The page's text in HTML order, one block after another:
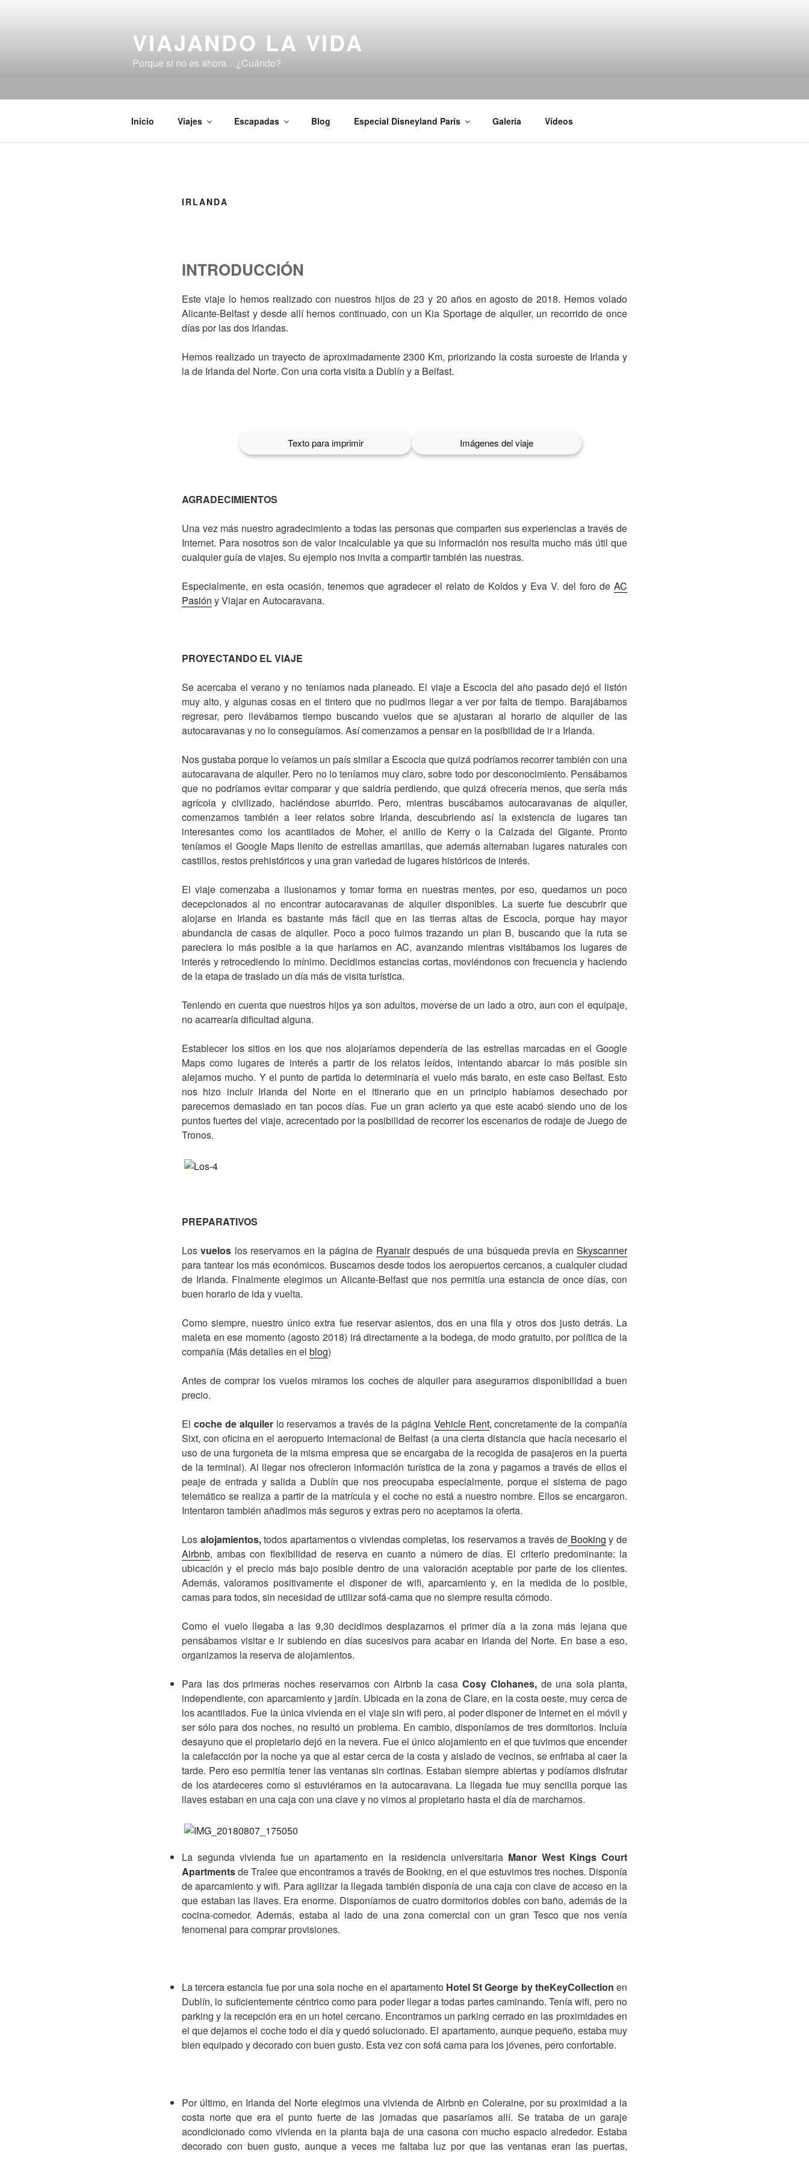
VIAJANDO LA VIDA
Porque si no es ahora…¿Cuándo?
Inicio Viajes Escapadas Blog Especial Disneyland París Galería Vídeos
IRLANDA
INTRODUCCIÓN
Este viaje lo hemos realizado con nuestros hijos de 23 y 20 años en agosto de 2018. Hemos volado
Alicante-Belfast y desde allí hemos continuado, con un Kia Sportage de alquiler, un recorrido de once
días por las dos Irlandas.
Hemos realizado un trayecto de aproximadamente 2300 Km, priorizando la costa suroeste de Irlanda y
la de Irlanda del Norte. Con una corta visita a Dublín y a Belfast.
Texto para imprimir Imágenes del viaje
AGRADECIMIENTOS
Una vez más nuestro agradecimiento a todas las personas que comparten sus experiencias a través de
Internet. Para nosotros son de valor incalculable ya que su información nos resulta mucho más útil que
cualquier guía de viajes. Su ejemplo nos invita a compartir también las nuestras.
Especialmente, en esta ocasión, tenemos que agradecer el relato de Koldos y Eva V. del foro de AC
Pasión y Viajar en Autocaravana.
PROYECTANDO EL VIAJE
Se acercaba el verano y no teníamos nada planeado. El viaje a Escocia del año pasado dejó el listón
muy alto, y algunas cosas en el tintero que no pudimos llegar a ver por falta de tiempo. Barajábamos
regresar, pero llevábamos tiempo buscando vuelos que se ajustaran al horario de alquiler de las
autocaravanas y no lo conseguíamos. Así comenzamos a pensar en la posibilidad de ir a Irlanda.
Nos gustaba porque lo veíamos un país similar a Escocia que quizá podríamos recorrer también con una
autocaravana de alquiler. Pero no lo teníamos muy claro, sobre todo por desconocimiento. Pensábamos
que no podríamos evitar comparar y que saldría perdiendo, que quizá ofrecería menos, que sería más
agrícola y civilizado, haciéndose aburrido. Pero, mientras buscábamos autocaravanas de alquiler,
comenzamos también a leer relatos sobre Irlanda, descubriendo así la existencia de lugares tan
interesantes como los acantilados de Moher, el anillo de Kerry o la Calzada del Gigante. Pronto
teníamos el Google Maps llenito de estrellas amarillas, que además alternaban lugares naturales con
castillos, restos prehistóricos y una gran variedad de lugares históricos de interés.
El viaje comenzaba a ilusionarnos y tomar forma en nuestras mentes, por eso, quedamos un poco
decepcionados al no encontrar autocaravanas de alquiler disponibles. La suerte fue descubrir que
alojarse en Irlanda es bastante más fácil que en las tierras altas de Escocia, porque hay mayor
abundancia de casas de alquiler. Poco a poco fuimos trazando un plan B, buscando que la ruta se
pareciera lo más posible a la que haríamos en AC, avanzando mientras visitábamos los lugares de
interés y retrocediendo lo mínimo. Decidimos estancias cortas, moviéndonos con frecuencia y haciendo
de la etapa de traslado un día más de visita turística.
Teniendo en cuenta que nuestros hijos ya son adultos, moverse de un lado a otro, aun con el equipaje,
no acarrearía dificultad alguna.
Establecer los sitios en los que nos alojaríamos dependería de las estrellas marcadas en el Google
Maps como lugares de interés a partir de los relatos leídos, intentando abarcar lo más posible sin
alejarnos mucho. Y el punto de partida lo determinaría el vuelo más barato, en este caso Belfast. Esto
nos hizo incluir Irlanda del Norte en el itinerario que en un principio habíamos desechado por
parecernos demasiado en tan pocos días. Fue un gran acierto ya que este acabó siendo uno de los
puntos fuertes del viaje, acrecentado por la posibilidad de recorrer los escenarios de rodaje de Juego de
Tronos.
PREPARATIVOS
Losvuelos los reservamos en la página de Ryanairdespués de una búsqueda previa enSkyscanner
para tantear los más económicos. Buscamos desde todos los aeropuertos cercanos, a cualquier ciudad
de Irlanda. Finalmente elegimos un Alicante-Belfast que nos permitía una estancia de once días, con
buen horario de ida y vuelta.
Como siempre, nuestro único extra fue reservar asientos, dos en una fila y otros dos justo detrás. La
maleta en ese momento (agosto 2018) irá directamente a la bodega, de modo gratuito, por política de la
compañía (Más detalles en el blog)
Antes de comprar los vuelos miramos los coches de alquiler para asegurarnos disponibilidad a buen
precio.
El coche de alquilerlo reservamos a través de la página Vehicle Rent, concretamente de la compañía
Sixt, con oficina en el aeropuerto Internacional de Belfast (a una cierta distancia que hacía necesario el
uso de una furgoneta de la misma empresa que se encargaba de la recogida de pasajeros en la puerta
de la terminal). Al llegar nos ofrecieron información turística de la zona y pagamos a través de ellos el
peaje de entrada y salida a Dublín que nos preocupaba especialmente, porque el sistema de pago
telemático se realiza a partir de la matrícula y el coche no está a nuestro nombre. Ellos se encargaron.
Intentaron también añadirnos más seguros y extras pero no aceptamos la oferta.
Los alojamientos,todos apartamentos o viviendas completas, los reservamos a través de Booking y de
Airbnb, ambas con flexibilidad de reserva en cuanto a número de días. El criterio predominante: la
ubicación y el precio más bajo posible dentro de una valoración aceptable por parte de los clientes.
Además, valoramos positivamente el disponer de wifi, aparcamiento y, en la medida de lo posible,
camas para todos, sin necesidad de utilizar sofá-cama que no siempre resulta cómodo.
Como el vuelo llegaba a las 9,30 decidimos desplazarnos el primer día a la zona más lejana que
pensábamos visitar e ir subiendo en días sucesivos para acabar en Irlanda del Norte. En base a eso,
organizamos la reserva de alojamientos.
Para las dos primeras noches reservamos con Airbnb la casa Cosy Clohanes, de una sola planta,
independiente, con aparcamiento y jardín. Ubicada en la zona de Clare, en la costa oeste, muy cerca de
los acantilados. Fue la única vivienda en el viaje sin wifi pero, al poder disponer de Internet en el móvil y
ser sólo para dos noches, no resultó un problema. En cambio, disponíamos de tres dormitorios. Incluía
desayuno que el propietario dejó en la nevera. Fue el único alojamiento en el que tuvimos que encender
la calefacción por la noche ya que al estar cerca de la costa y aislado de vecinos, se enfriaba al caer la
tarde. Pero eso permitía tener las ventanas sin cortinas. Estaban siempre abiertas y podíamos disfrutar
de los atardeceres como si estuviéramos en la autocaravana. La llegada fue muy sencilla porque las
llaves estaban en una caja con una clave y no vimos al propietario hasta el día de marcharnos.
La segunda vivienda fue un apartamento en la residencia universitariaManor West Kings Court
Apartmentsde Tralee que encontramos a través de Booking, en el que estuvimos tres noches. Disponía
de aparcamiento y wifi. Para agilizar la llegada también disponía de una caja con clave de acceso en la
que estaban las llaves. Era enorme. Disponíamos de cuatro dormitorios dobles con baño, además de la
cocina-comedor. Además, estaba al lado de una zona comercial con un gran Tesco que nos venía
fenomenal para comprar provisiones.
La tercera estancia fue por una sola noche en el apartamentoHotel St George by theKeyCollection en
Dublín, lo suficientemente céntrico como para poder llegar a todas partes caminando. Tenía wifi, pero no
parking y la recepción era en un hotel cercano. Encontramos un parking cerrado en las proximidades en
el que dejamos el coche todo el día y quedó solucionado. El apartamento, aunque pequeño, estaba muy
bien equipado y decorado con buen gusto. Esta vez con sofá cama para los jóvenes, pero confortable.
Por último, en Irlanda del Norte elegimos una vivienda de Airbnb en Coleraine, por su proximidad a la
costa norte que era el punto fuerte de las jornadas que pasaríamos allí. Se trataba de un garaje
acondicionado como vivienda en la planta baja de una casona con mucho espacio alrededor. Estaba
decorado con buen gusto, aunque a veces me faltaba luz por que las ventanas eran las puertas,